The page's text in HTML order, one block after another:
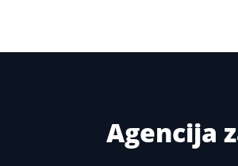
Agencija